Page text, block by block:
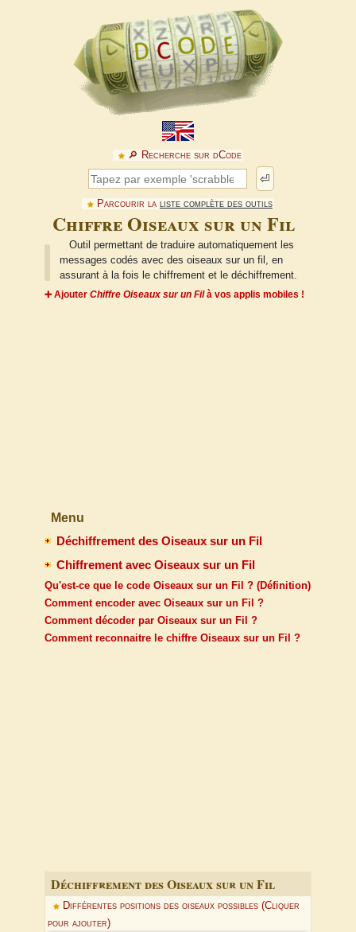
🔎︎ Recherche sur dCode
⏎
Parcourir la liste complète des outils
Chiffre Oiseaux sur un Fil
Outil permettant de traduire automatiquement les
messages codés avec des oiseaux sur un fil, en
assurant à la fois le chiffrement et le déchiffrement.
➕ Ajouter Chiffre Oiseaux sur un Filà vos applis mobiles !
Menu
Déchiffrement des Oiseaux sur un Fil
Chiffrement avec Oiseaux sur un Fil
Qu'est-ce que le code Oiseaux sur un Fil ? (Définition)
Comment encoder avec Oiseaux sur un Fil ?
Comment décoder par Oiseaux sur un Fil ?
Comment reconnaitre le chiffre Oiseaux sur un Fil ?
Déchiffrement des Oiseaux sur un Fil
Différentes positions des oiseaux possibles (Cliquer
pour ajouter)